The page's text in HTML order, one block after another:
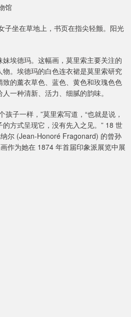
馆
子坐在草地上，书页在指尖轻颤。阳光
埃德玛。这幅画，莫里索主要关注的
。埃德玛的白色连衣裙是莫里索研究
的薰衣草色、蓝色、黄色和玫瑰色色
一种清新、活力、细腻的韵味。
子一样，”莫里索写道，“也就是说，
方式呈现它，没有先入之见。” 18 世
尔 (Jean-Honoré Fragonard) 的曾孙
作为她在 1874 年首届印象派展览中展